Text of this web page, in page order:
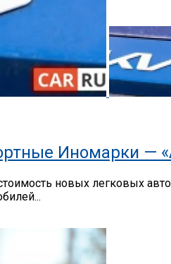
Иномарки —
новых легковых